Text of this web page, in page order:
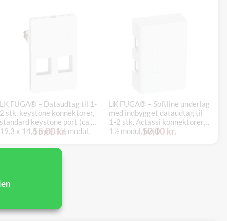
LK FUGA® – Dataudtag til 1-
2 stk. keystone konnektorer,
standard keystone port (ca.
19,3 x 14,8 mm), 1½ modul,
55,00 kr.
LK FUGA® – Softline underlag
med indbygget dataudtag til
1-2 stk. Actassi konnektorer,
1½ modul, hvid50,00 kr.